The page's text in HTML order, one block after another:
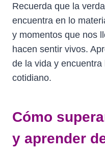
Recuerda que la
encuentra en lo
y momentos que nos
hacen sentir vivos.
de la vida y
cotidiano.
Cómo
y aprender